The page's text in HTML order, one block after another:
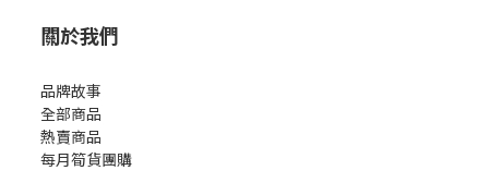
關於我們
品牌故事
全部商品
熱賣商品
每月筍貨團購